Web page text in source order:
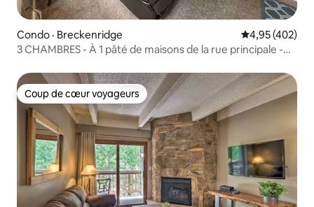
Condo · Breckenridge Note
4,95 (402)
3 CHAMBRES - À 1 pâté de maisons de la rue principale -
Coup de cœur voyageurs
Coup de cœur voyageurs